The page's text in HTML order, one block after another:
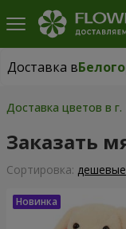
Доставка в
Доставка в
Доставка цветов в
Заказать
Cортировка: дешевые